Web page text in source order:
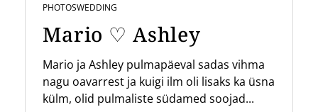
PHOTOSWEDDING
Mario ♡ Ashley
Mario ja Ashley pulmapäeval sadas vihma
nagu oavarrest ja kuigi ilm oli lisaks ka üsna
külm, olid pulmaliste südamed soojad...